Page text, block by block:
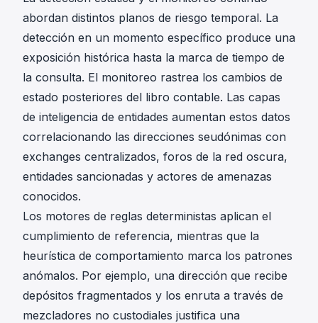
abordan distintos planos de riesgo temporal. La
detección en un momento específico produce una
exposición histórica hasta la marca de tiempo de
la consulta. El monitoreo rastrea los cambios de
estado posteriores del libro contable. Las capas
de inteligencia de entidades aumentan estos datos
correlacionando las direcciones seudónimas con
exchanges centralizados, foros de la red oscura,
entidades sancionadas y actores de amenazas
conocidos.
Los motores de reglas deterministas aplican el
cumplimiento de referencia, mientras que la
heurística de comportamiento marca los patrones
anómalos. Por ejemplo, una dirección que recibe
depósitos fragmentados y los enruta a través de
mezcladores no custodiales justifica una